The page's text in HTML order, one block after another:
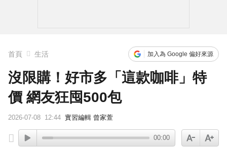
首頁 生活 加入為 Google 偏好來源
沒限購！好市多「這款咖啡」特
價 網友狂囤500包
2026-07-08 12:44 實習編輯 曾家萱
00:00